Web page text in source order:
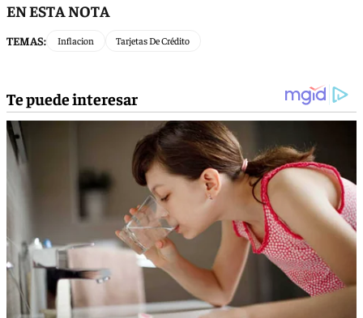
EN ESTA NOTA
TEMAS: Inflacion Tarjetas De Crédito